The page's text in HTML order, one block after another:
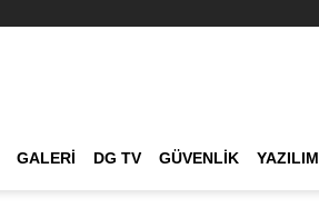
GALERI DG TV GÜVENLIK YAZILIM